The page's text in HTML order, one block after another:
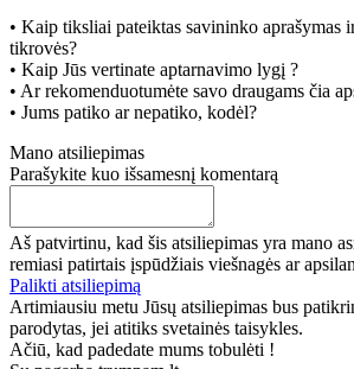
• Kaip tiksliai pateiktas savininko aprašymas
tikrovės?
• Kaip Jūs vertinate aptarnavimo lygį ?
• Ar rekomenduotumėte savo draugams čia
• Jums patiko ar nepatiko, kodėl?
Mano atsiliepimas
Parašykite kuo išsamesnį komentarą
Aš patvirtinu, kad šis atsiliepimas yra mano
remiasi patirtais įspūdžiais viešnagės ar
Palikti atsiliepimą
Artimiausiu metu Jūsų atsiliepimas bus
parodytas, jei atitiks svetainės taisykles.
Ačiū, kad padedate mums tobulėti !